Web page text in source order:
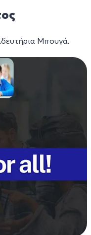
Μπουγά.